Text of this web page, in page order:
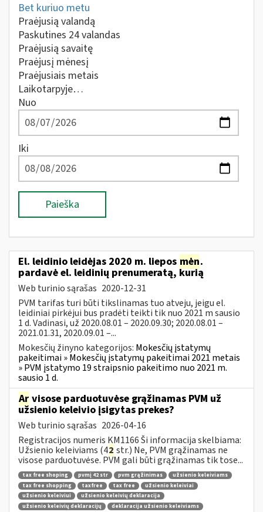
Bet kuriuo metu
Praėjusią valandą
Paskutines 24 valandas
Praėjusią savaitę
Praėjusį mėnesį
Praėjusiais metais
Laikotarpyje…
Nuo
Iki
Paieška
El. leidinio leidėjas 2020 m. liepos mėn.
pardavė el. leidinių prenumeratą, kurią
Web turinio sąrašas 2020-12-31
PVM tarifas turi būti tikslinamas tuo atveju, jeigu el.
leidiniai pirkėjui bus pradėti teikti tik nuo 2021 m sausio
1 d. Vadinasi, už 2020.08.01 – 2020.09.30; 2020.08.01 –
2021.01.31, 2020.09.01 –...
Mokesčių žinyno kategorijos: Mokesčių įstatymų
pakeitimai » Mokesčių įstatymų pakeitimai 2021 metais
» PVM įstatymo 19 straipsnio pakeitimo nuo 2021 m.
sausio 1 d.
Ar visose parduotuvėse grąžinamas PVM už
užsienio keleivio įsigytas prekes?
Web turinio sąrašas 2026-04-16
Registracijos numeris KM1166 Ši informacija skelbiama:
Užsienio keleiviams (42 str.) Ne, PVM grąžinamas ne
visose parduotuvėse. PVM gali būti grąžinamas tik tose...
tax free shoping pvmį 42 str pvm grąžinimas
užsienio keleiviams
tax free shopping
taxfree tax free
užsienio keleiviai
užsienio keleiviui
užsienio keleivių deklaracija
užsienio keleivių deklaracijų
deklaracija užsienio keleiviams